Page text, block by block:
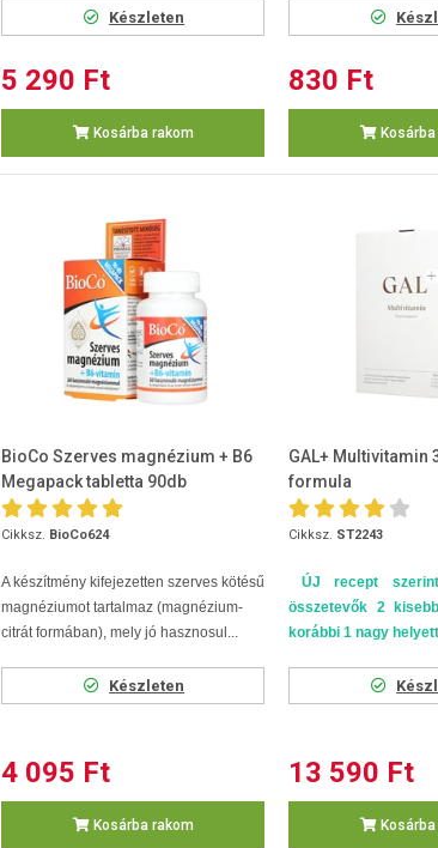
Készleten
5 290 Ft
Kosárba rakom
830 Ft
Kosárba
BioCo Szerves magnézium + B6
Megapack tabletta 90db
Cikksz. BioCo624
A készítmény kifejezetten szerves kötésű
magnéziumot tartalmaz (magnézium-
citrát formában), mely jó hasznosul...
Készleten
4 095 Ft
Kosárba rakom
GAL+ Multivitamin
formula
Cikksz. ST2243
ÚJ recept
összetevők 2
korábbi 1 nagy
13 590 Ft
Kosárba